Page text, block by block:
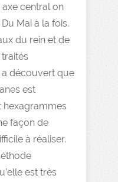
central on
Mai à la fois.
du rein et de
a découvert que
est
hexagrammes
façon de
à réaliser.
est très